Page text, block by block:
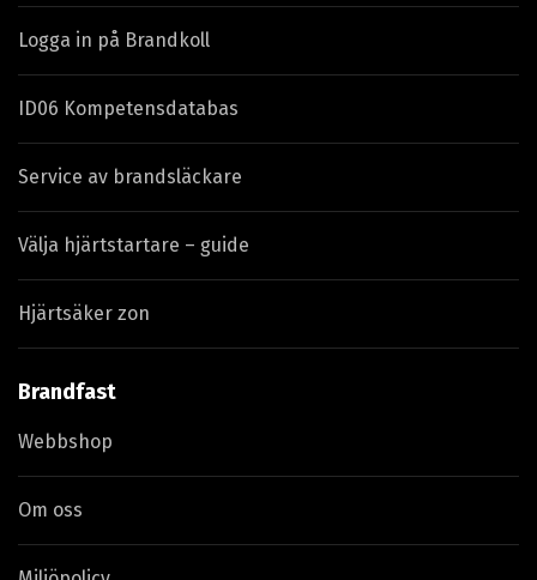
Logga in på Brandkoll
ID06 Kompetensdatabas
Service av brandsläckare
Välja hjärtstartare – guide
Hjärtsäker zon
Brandfast
Webbshop
Om oss